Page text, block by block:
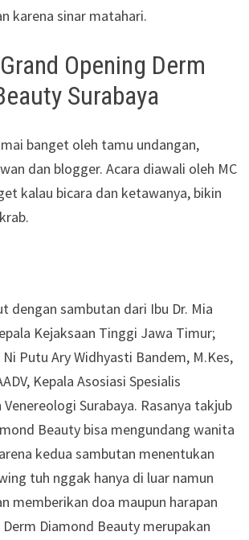
karena sinar matahari.
Opening Derm
Surabaya
banget oleh tamu undangan,
dan blogger. Acara diawali oleh MC
kalau bicara dan ketawanya, bikin
dengan sambutan dari Ibu Dr. Mia
Kejaksaan Tinggi Jawa Timur;
Putu Ary Widhyasti Bandem, M.Kes,
Kepala Asosiasi Spesialis
Surabaya. Rasanya takjub
Beauty bisa mengundang wanita
kedua sambutan menentukan
tuh nggak hanya di luar namun
memberikan doa maupun harapan
Diamond Beauty merupakan